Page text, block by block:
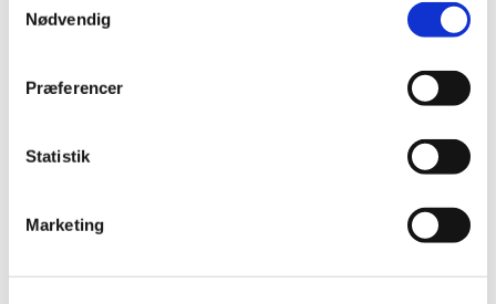
Nødvendig
Præferencer
Statistik
Marketing